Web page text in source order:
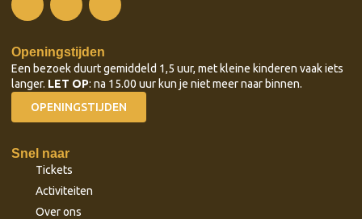
Openingstijden
Een bezoek duurt gemiddeld 1,5 uur, met kleine kinderen vaak iets
langer. LET OP: na 15.00 uur kun je niet meer naar binnen.
OPENINGSTIJDEN
Snel naar
Tickets
Activiteiten
Over ons